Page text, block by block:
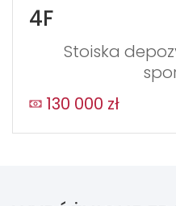
4F
Stoiska
130 000 zł